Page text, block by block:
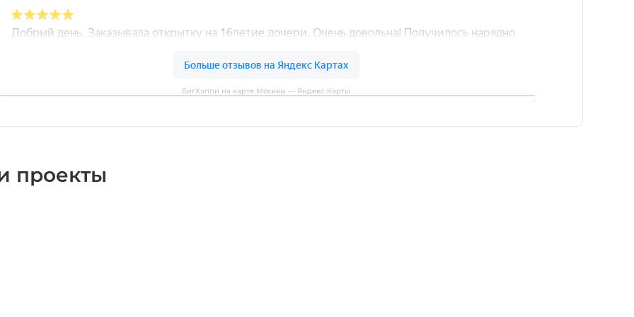
БигХэппи на карте Москвы — Яндекс Карты
проекты